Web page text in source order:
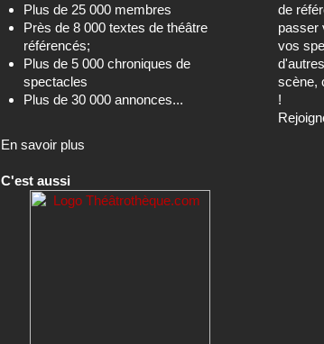
Plus de 25 000 membres
Près de 8 000 textes de théâtre
référencés;
Plus de 5 000 chroniques de
spectacles
Plus de 30 000 annonces...
En savoir plus
C'est aussi
de
passer
vos
scène,
!